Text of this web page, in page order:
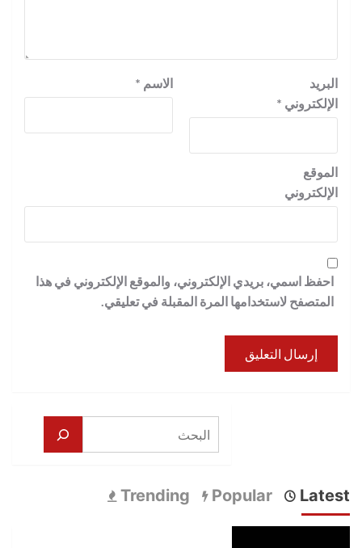
الاسم *
البريد
الإلكتروني *
الموقع
الإلكتروني
احفظ اسمي، بريدي الإلكتروني، والموقع الإلكتروني في هذا
المتصفح لاستخدامها المرة المقبلة في تعليقي.
البحث
Latest
Popular
Trending